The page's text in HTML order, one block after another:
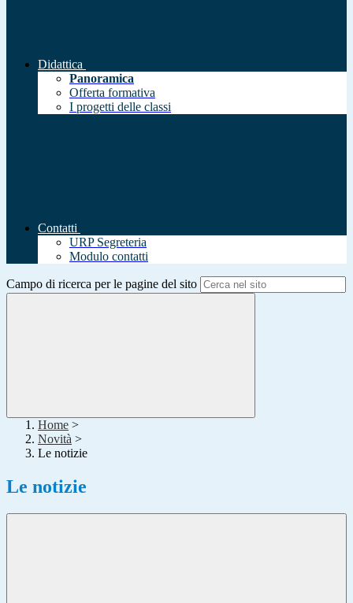
Didattica
Panoramica
Offerta formativa
I progetti delle classi
Contatti
URP Segreteria
Modulo contatti
Campo di ricerca per le pagine del sito
Home >
Novità >
Le notizie
Le notizie